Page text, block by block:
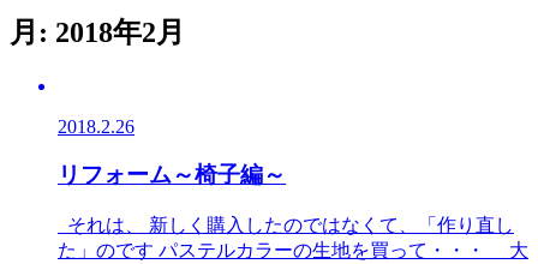
月: 2018年2月
2018.2.26
リフォーム～椅子編～
それは、 新しく購入したのではなくて、「作り直し
た」のです パステルカラーの生地を買って・・・ 大